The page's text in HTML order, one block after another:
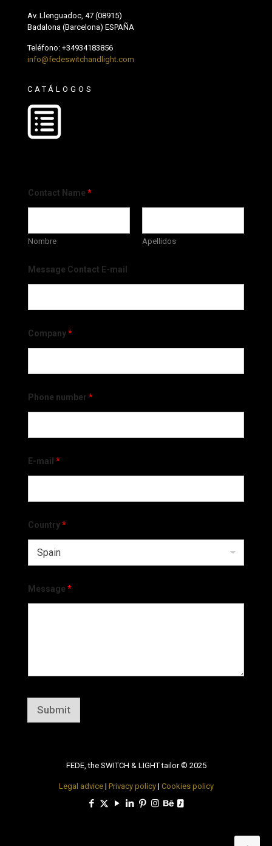
Av. Llenguadoc, 47 (08915)
Badalona (Barcelona) ESPAÑA
Teléfono: +34934183856
info@fedeswitchandlight.com
CATÁLOGOS
Contact Name *
Nombre Apellidos
Message Contact E-mail
Company*
Phone number *
E-mail *
Country*
Message *
Submit
FEDE, the SWITCH & LIGHT tailor © 2025
Legal advice| Privacy policy| Cookies policy